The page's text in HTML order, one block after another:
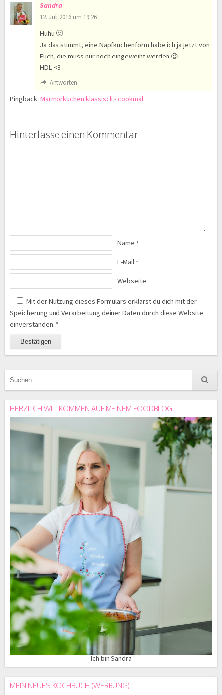
Sandra
12. Juli 2016 um 19:26
Huhu 🙂
Ja das stimmt, eine Napfkuchenform habe ich ja jetzt von
Euch, die muss nur noch eingeweiht werden 😉
HDL <3
Antworten
Pingback: Marmorkuchen klassisch - cookmal
Hinterlasse einen Kommentar
Name *
E-Mail *
Webseite
Mit der Nutzung dieses Formulars erklärst du dich mit der
Speicherung und Verarbeitung deiner Daten durch diese Website
einverstanden. *
HERZLICH WILLKOMMEN AUF MEINEM FOODBLOG
Ich bin Sandra
MEIN NEUES KOCHBUCH (WERBUNG)